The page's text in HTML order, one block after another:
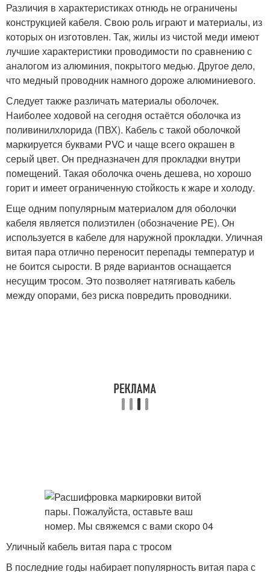
Различия в характеристиках отнюдь не ограничены
конструкцией кабеля. Свою роль играют и материалы, из
которых он изготовлен. Так, жилы из чистой меди имеют
лучшие характеристики проводимости по сравнению с
аналогом из алюминия, покрытого медью. Другое дело,
что медный проводник намного дороже алюминиевого.
Следует также различать материалы оболочек.
Наиболее ходовой на сегодня остаётся оболочка из
поливинилхлорида (ПВХ). Кабель с такой оболочкой
маркируется буквами PVC и чаще всего окрашен в
серый цвет. Он предназначен для прокладки внутри
помещений. Такая оболочка очень дешева, но хорошо
горит и имеет ограниченную стойкость к жаре и холоду.
Еще одним популярным материалом для оболочки
кабеля является полиэтилен (обозначение PE). Он
используется в кабеле для наружной прокладки. Уличная
витая пара отлично переносит перепады температур и
не боится сырости. В ряде вариантов оснащается
несущим тросом. Это позволяет натягивать кабель
между опорами, без риска повредить проводники.
Уличный кабель витая пара с тросом
В последние годы набирает популярность витая пара с